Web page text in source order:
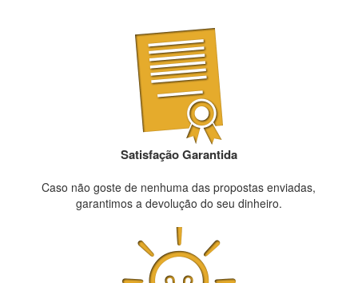
Satisfação Garantida
Caso não goste de nenhuma das propostas enviadas,
garantimos a devolução do seu dinheiro.